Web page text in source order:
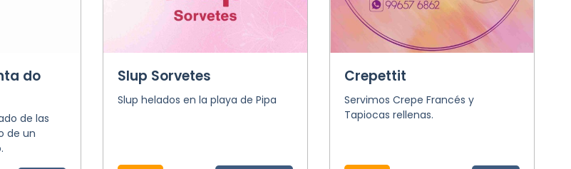
do
de las
de un
Slup Sorvetes
Slup helados en la playa de Pipa
Crepettit
Servimos Crepe Francés y
Tapiocas rellenas.